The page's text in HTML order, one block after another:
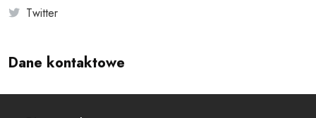
Twitter
Dane kontaktowe